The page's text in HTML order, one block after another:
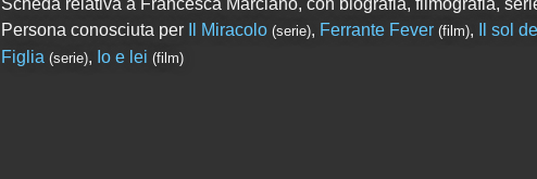
Persona conosciuta per
Il Miracolo (serie), Ferrante Fever (film), Il sol
Figlia (serie), Io e lei (film)